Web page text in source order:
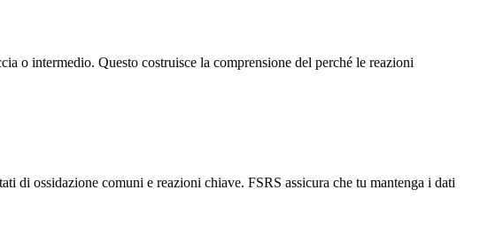
o intermedio. Questo costruisce la comprensione del perché le reazioni
di ossidazione comuni e reazioni chiave. FSRS assicura che tu mantenga i dati